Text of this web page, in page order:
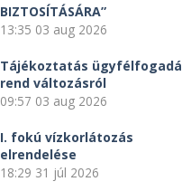
BIZTOSÍTÁSÁRA”
13:35 03 aug 2026
Tájékoztatás
rend változásról
09:57 03 aug 2026
I. fokú vízkorlátozás
elrendelése
18:29 31 júl 2026